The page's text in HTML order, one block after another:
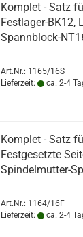
Komplet - Satz
Festlager-BK12,
Spannblock-
Art.Nr.: 1165/16S
Lieferzeit:
ca. 2-4
Komplet - Satz
Festgesetzte
Spindelmutter-
Art.Nr.: 1164/16F
Lieferzeit:
ca. 2-4